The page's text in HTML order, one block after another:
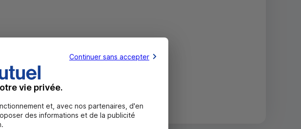
Continuer sans accepter
vie privée.
et, avec nos partenaires, d'en
des informations et de la publicité